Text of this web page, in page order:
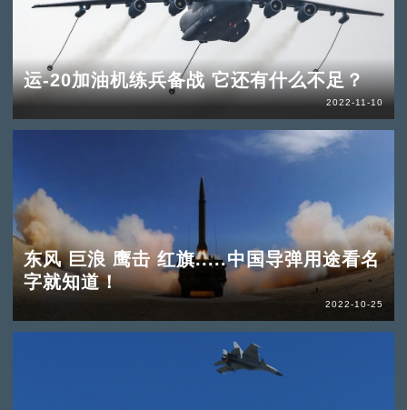
运-20加油机练兵备战 它还有什么不足？
2022-11-10
东风 巨浪 鹰击 红旗.....中国导弹用途看名
字就知道！
2022-10-25